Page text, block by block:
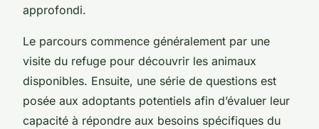
approfondi.
Le parcours commence généralement par une
visite du refuge pour découvrir les animaux
disponibles. Ensuite, une série de questions est
posée aux adoptants potentiels afin d’évaluer leur
capacité à répondre aux besoins spécifiques du